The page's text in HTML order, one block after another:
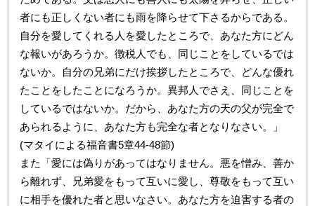
者にも正しくない者にも雨を降らせて下さるからである。
自分を愛してくれる人を愛したところで、あなた方にどん
な報いがあろうか。徴税人でも、同じことをしているでは
ないか。自分の兄弟にだけ挨拶したところで、どんな優れ
たことをしたことになろうか。異邦人でさえ、同じことを
しているではないか。だから、あなた方の天の父が完全で
あられるように、あなた方も完全な者となりなさい。」
(マタイによる福音書5章44-48節)
また「愛には偽りがあってはなりません。悪を憎み、善か
ら離れず、兄弟愛をもって互いに愛し、尊敬をもって互い
に相手を優れた者と思いなさい。あなた方を迫害する者の